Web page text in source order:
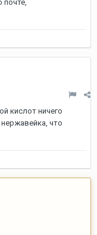
кислот ничего
что